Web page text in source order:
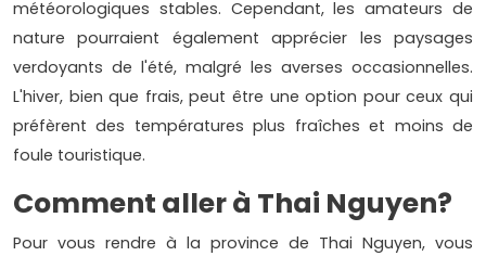
météorologiques stables. Cependant, les amateurs de
nature pourraient également apprécier les paysages
verdoyants de l'été, malgré les averses occasionnelles.
L'hiver, bien que frais, peut être une option pour ceux qui
préfèrent des températures plus fraîches et moins de
foule touristique.
Comment aller à Thai Nguyen?
Pour vous rendre à la province de Thai Nguyen, vous